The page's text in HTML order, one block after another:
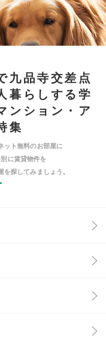
九品寺交差点
暮らしする学
ンション・ア
集
ット無料のお部屋に
に賃貸物件を
探してみましょう。